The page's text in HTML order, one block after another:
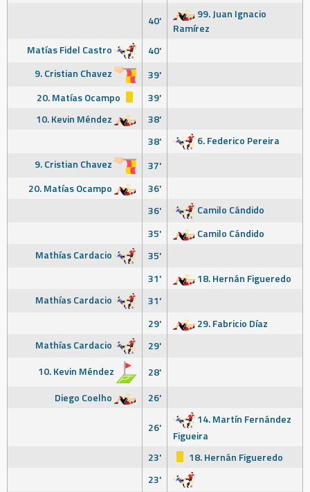
40'
99. Juan Ignacio
Ramírez
Matías Fidel Castro
40'
9. Cristian Chavez
39'
20. Matías Ocampo
39'
10. Kevin Méndez
38'
38'
6. Federico Pereira
9. Cristian Chavez
37'
20. Matías Ocampo
36'
36'
Camilo Cándido
35'
Camilo Cándido
Mathías Cardacio
35'
31'
18. Hernán Figueredo
Mathías Cardacio
31'
29'
29. Fabricio Díaz
Mathías Cardacio
29'
10. Kevin Méndez
28'
Diego Coelho
26'
26'
14. Martín Fernández
Figueira
23'
18. Hernán Figueredo
23'